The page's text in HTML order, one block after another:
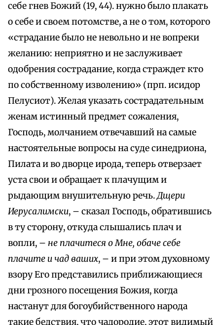
себе гнев Божий (19, 44). нужно было плакать
о себе и своем потомстве, а не о том, которого
«страдание было не невольно и не вопреки
желанию: неприятно и не заслуживает
одобрения сострадание, когда страждет кто
по собственному изволению» (прп. исидор
Пелусиот). Желая указать сострадательным
женам истинный предмет сожаления,
Господь, молчанием отвечавший на самые
настоятельные вопросы на суде синедриона,
Пилата и во дворце ирода, теперь отверзает
уста свои и обращает к плачущим и
рыдающим внушительную речь.Дщери
Иерусалимски, – сказал Господь, обратившись
в ту сторону, откуда слышались плач и
вопли, – не плачитеся о Мне, обаче себе
плачите и чад ваших, – и при этом духовному
взору Его представились приближающиеся
дни грозного посещения Божия, когда
настанут для богоубийственного народа
такие бедствия, что чадородие, этот видимый